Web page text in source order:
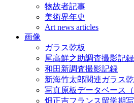
物故者記事
美術界年史
Art news articles
画像
ガラス乾板
尾高鮮之助調査撮影記録
和田新調査撮影記録
新海竹太郎関連ガラス
写真原板データベース（
畑正吉フランス留学期